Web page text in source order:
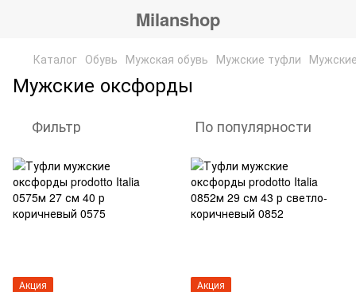
Milanshop
Каталог Обувь Мужская обувь Мужские туфли
Мужские оксфорды
Фильтр По популярности
Акция
Акция